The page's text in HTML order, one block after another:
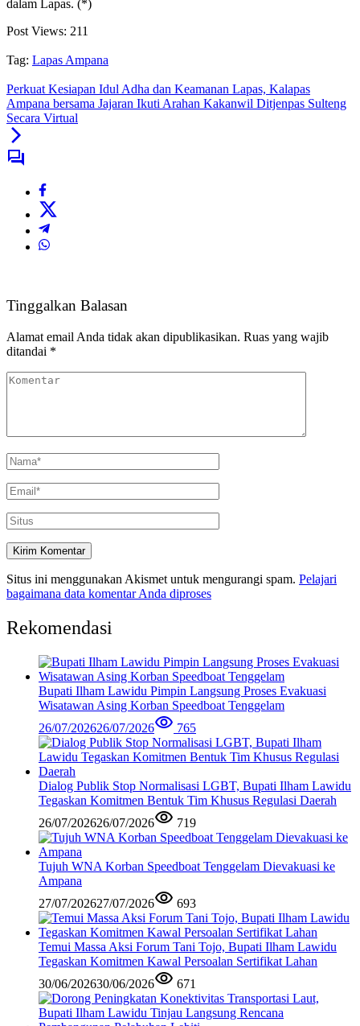
dalam Lapas. (*)
Post Views: 211
Tag: Lapas Ampana
Perkuat Kesiapan Idul Adha dan Keamanan Lapas, Kalapas
Ampana bersama Jajaran Ikuti Arahan Kakanwil Ditjenpas Sulteng
Secara Virtual
Tinggalkan Balasan
Alamat email Anda tidak akan dipublikasikan. Ruas yang wajib
ditandai *
Situs ini menggunakan Akismet untuk mengurangi spam. Pelajari
bagaimana data komentar Anda diproses
Rekomendasi
Bupati Ilham Lawidu Pimpin Langsung Proses Evakuasi
Wisatawan Asing Korban Speedboat Tenggelam
26/07/202626/07/2026 765
Dialog Publik Stop Normalisasi LGBT, Bupati Ilham Lawidu
Tegaskan Komitmen Bentuk Tim Khusus Regulasi Daerah
26/07/202626/07/2026 719
Tujuh WNA Korban Speedboat Tenggelam Dievakuasi ke
Ampana
27/07/202627/07/2026 693
Temui Massa Aksi Forum Tani Tojo, Bupati Ilham Lawidu
Tegaskan Komitmen Kawal Persoalan Sertifikat Lahan
30/06/202630/06/2026 671